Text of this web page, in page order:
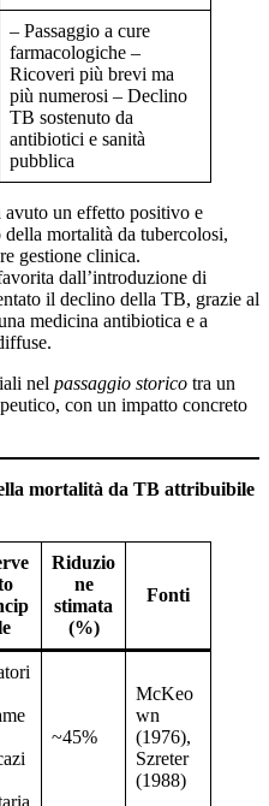
– Passaggio a cure
farmacologiche –
Ricoveri più brevi ma
più numerosi – Declino
TB sostenuto da
antibiotici e sanità
pubblica
avuto un effetto positivo e
mortalità da tubercolosi,
gestione clinica.
dall’introduzione di
il declino della TB, grazie al
medicina antibiotica e a
nel passaggio storico tra un
con un impatto concreto
mortalità da TB attribuibile
Riduzio
ne
stimata
(%)
Fonti
~45%
McKeo
wn
(1976),
Szreter
(1988)